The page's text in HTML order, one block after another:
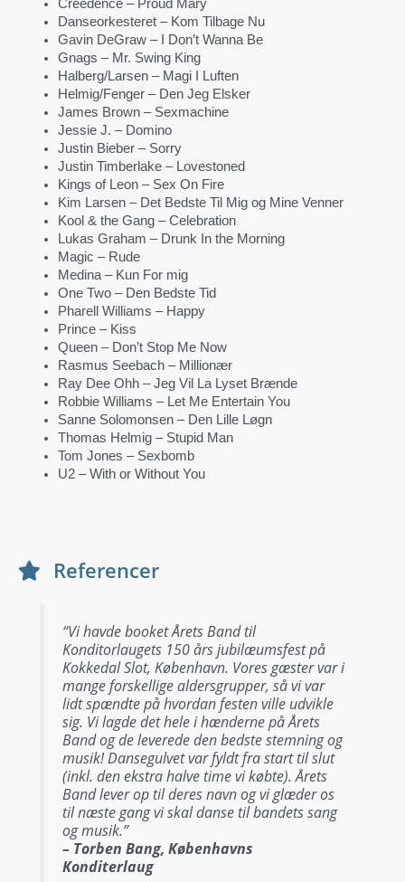
Creedence – Proud Mary
Danseorkesteret – Kom Tilbage Nu
Gavin DeGraw – I Don’t Wanna Be
Gnags – Mr. Swing King
Halberg/Larsen – Magi I Luften
Helmig/Fenger – Den Jeg Elsker
James Brown – Sexmachine
Jessie J. – Domino
Justin Bieber – Sorry
Justin Timberlake – Lovestoned
Kings of Leon – Sex On Fire
Kim Larsen – Det Bedste Til Mig og Mine Venner
Kool & the Gang – Celebration
Lukas Graham – Drunk In the Morning
Magic – Rude
Medina – Kun For mig
One Two – Den Bedste Tid
Pharell Williams – Happy
Prince – Kiss
Queen – Don’t Stop Me Now
Rasmus Seebach – Millionær
Ray Dee Ohh – Jeg Vil La Lyset Brænde
Robbie Williams – Let Me Entertain You
Sanne Solomonsen – Den Lille Løgn
Thomas Helmig – Stupid Man
Tom Jones – Sexbomb
U2 – With or Without You
Referencer
“Vi havde booket Årets Band til
Konditorlaugets 150 års jubilæumsfest på
Kokkedal Slot, København. Vores gæster var i
mange forskellige aldersgrupper, så vi var
lidt spændte på hvordan festen ville udvikle
sig. Vi lagde det hele i hænderne på Årets
Band og de leverede den bedste stemning og
musik! Dansegulvet var fyldt fra start til slut
(inkl. den ekstra halve time vi købte). Årets
Band lever op til deres navn og vi glæder os
til næste gang vi skal danse til bandets sang
og musik.”
– Torben Bang, Københavns
Konditerlaug